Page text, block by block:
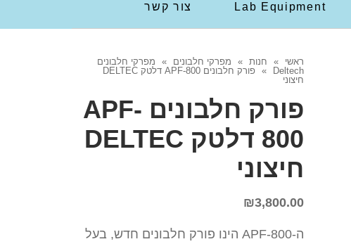
Lab Equipment צור קשר
ראשי » חנות » מפרקי חלבונים »
מפרקי חלבונים
Deltech
»
פורק חלבונים APF-800 דלטק DELTEC
חיצוני
פורק חלבונים APF-
800 דלטק DELTEC
חיצוני
₪3,800.00
ה-APF-800 הינו פורק חלבונים חדש, בעל